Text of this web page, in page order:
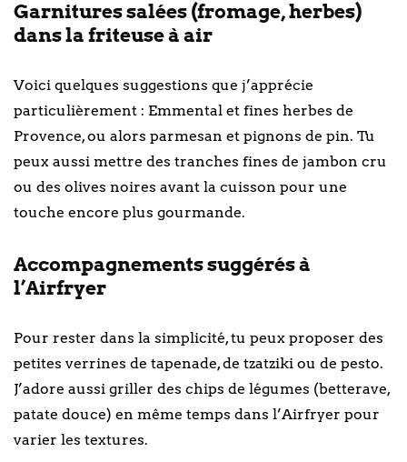
Garnitures salées (fromage, herbes)
dans la friteuse à air
Voici quelques suggestions que j’apprécie
particulièrement : Emmental et fines herbes de
Provence, ou alors parmesan et pignons de pin. Tu
peux aussi mettre des tranches fines de jambon cru
ou des olives noires avant la cuisson pour une
touche encore plus gourmande.
Accompagnements suggérés à
l’Airfryer
Pour rester dans la simplicité, tu peux proposer des
petites verrines de tapenade, de tzatziki ou de pesto.
J’adore aussi griller des chips de légumes (betterave,
patate douce) en même temps dans l’Airfryer pour
varier les textures.